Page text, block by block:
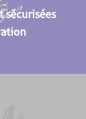
sécurisées